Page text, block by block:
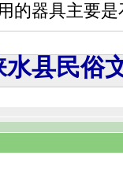
的器具主要
水县民俗